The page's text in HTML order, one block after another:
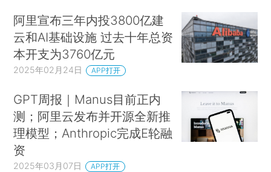
阿里宣布三年内投3800亿建
云和AI基础设施 过去十年总资
本开支为3760亿元
2025年02月24日 APP打开
GPT周报｜Manus目前正内
测；阿里云发布并开源全新推
理模型；Anthropic完成E轮融
资
2025年03月07日 APP打开